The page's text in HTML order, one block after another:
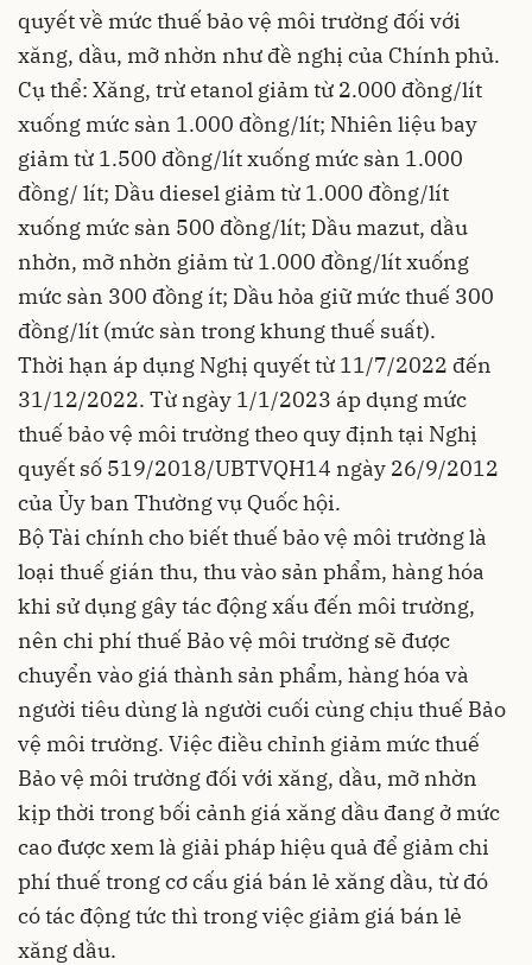
quyết về mức thuế bảo vệ môi trường đối với
xăng, dầu, mỡ nhờn như đề nghị của Chính phủ.
Cụ thể: Xăng, trừ etanol giảm từ 2.000 đồng/lít
xuống mức sàn 1.000 đồng/lít; Nhiên liệu bay
giảm từ 1.500 đồng/lít xuống mức sàn 1.000
đồng/ lít; Dầu diesel giảm từ 1.000 đồng/lít
xuống mức sàn 500 đồng/lít; Dầu mazut, dầu
nhờn, mỡ nhờn giảm từ 1.000 đồng/lít xuống
mức sàn 300 đồng ít; Dầu hỏa giữ mức thuế 300
đồng/lít (mức sàn trong khung thuế suất).
Thời hạn áp dụng Nghị quyết từ 11/7/2022 đến
31/12/2022. Từ ngày 1/1/2023 áp dụng mức
thuế bảo vệ môi trường theo quy định tại Nghị
quyết số 519/2018/UBTVQH14 ngày 26/9/2012
của Ủy ban Thường vụ Quốc hội.
Bộ Tài chính cho biết thuế bảo vệ môi trường là
loại thuế gián thu, thu vào sản phẩm, hàng hóa
khi sử dụng gây tác động xấu đến môi trường,
nên chi phí thuế Bảo vệ môi trường sẽ được
chuyển vào giá thành sản phẩm, hàng hóa và
người tiêu dùng là người cuối cùng chịu thuế Bảo
vệ môi trường. Việc điều chỉnh giảm mức thuế
Bảo vệ môi trường đối với xăng, dầu, mỡ nhờn
kịp thời trong bối cảnh giá xăng dầu đang ở mức
cao được xem là giải pháp hiệu quả để giảm chi
phí thuế trong cơ cấu giá bán lẻ xăng dầu, từ đó
có tác động tức thì trong việc giảm giá bán lẻ
xăng dầu.